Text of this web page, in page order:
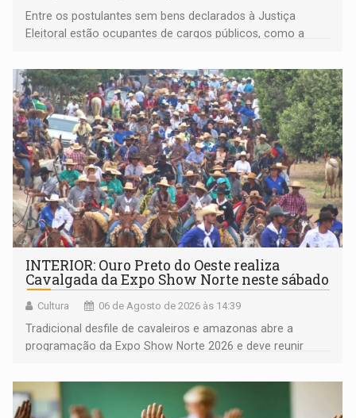
Entre os postulantes sem bens declarados à Justiça
Eleitoral estão ocupantes de cargos públicos, como a
Pedro Geovar (PP) e a vice-prefeita Magna dos Anjos
(NOVO)
INTERIOR: Ouro Preto do Oeste realiza
Cavalgada da Expo Show Norte neste sábado
Cultura 06 de Agosto de 2026 às 14:39
Tradicional desfile de cavaleiros e amazonas abre a
programação da Expo Show Norte 2026 e deve reunir